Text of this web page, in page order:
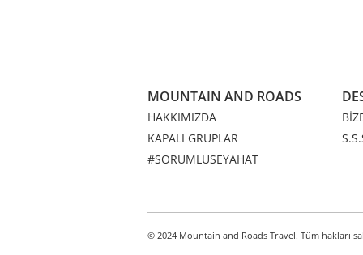
MOUNTAIN AND ROADS
HAKKIMIZDA
KAPALI GRUPLAR
#SORUMLUSEYAHAT
© 2024 Mountain and Roads Travel. Tüm hakları